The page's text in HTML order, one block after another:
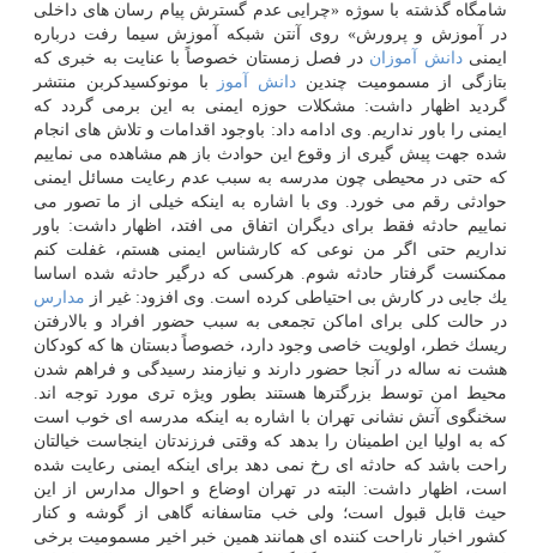
شامگاه گذشته با سوژه «چرایی عدم گسترش پیام رسان های داخلی
در آموزش و پرورش» روی آنتن شبكه آموزش سیما رفت درباره
ایمنیدانش آموزان در فصل زمستان خصوصاً با عنایت به خبری كه
بتازگی از مسمومیت چندین دانش آموز
با مونوكسیدكربن منتشر
گردید اظهار داشت: مشكلات حوزه ایمنی به این برمی گردد كه
ایمنی را باور نداریم. وی ادامه داد: باوجود اقدامات و تلاش های انجام
شده جهت پیش گیری از وقوع این حوادث باز هم مشاهده می نماییم
كه حتی در محیطی چون مدرسه به سبب عدم رعایت مسائل ایمنی
حوادثی رقم می خورد. وی با اشاره به اینكه خیلی از ما تصور می
نماییم حادثه فقط برای دیگران اتفاق می افتد، اظهار داشت: باور
نداریم حتی اگر من نوعی كه كارشناس ایمنی هستم، غفلت كنم
ممكنست گرفتار حادثه شوم. هركسی كه درگیر حادثه شده اساسا
یك جایی در كارش بی احتیاطی كرده است. وی افزود: غیر از مدارس
در حالت كلی برای اماكن تجمعی به سبب حضور افراد و بالارفتن
ریسك خطر، اولویت خاصی وجود دارد، خصوصاً دبستان ها كه كودكان
هشت نه ساله در آنجا حضور دارند و نیازمند رسیدگی و فراهم شدن
محیط امن توسط بزرگترها هستند بطور ویژه تری مورد توجه اند.
سخنگوی آتش نشانی تهران با اشاره به اینكه مدرسه ای خوب است
كه به اولیا این اطمینان را بدهد كه وقتی فرزندتان اینجاست خیالتان
راحت باشد كه حادثه ای رخ نمی دهد برای اینكه ایمنی رعایت شده
است، اظهار داشت: البته در تهران اوضاع و احوال مدارس از این
حیث قابل قبول است؛ ولی خب متاسفانه گاهی از گوشه و كنار
كشور اخبار ناراحت كننده ای همانند همین خبر اخیر مسمومیت برخی